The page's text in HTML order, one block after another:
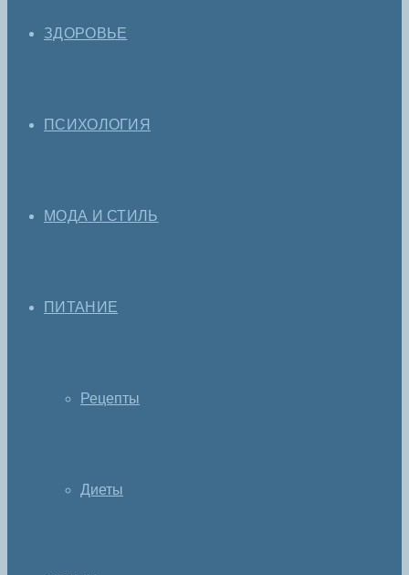
ЗДОРОВЬЕ
ПСИХОЛОГИЯ
МОДА И СТИЛЬ
ПИТАНИЕ
Рецепты
Диеты